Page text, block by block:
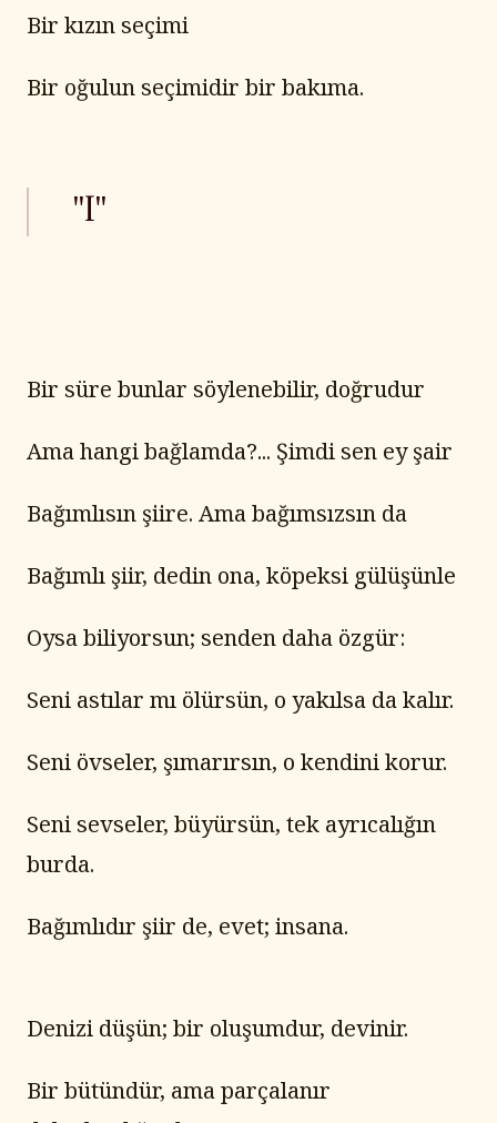
Bir kızın seçimi
Bir oğulun seçimidir bir bakıma.
"I"
Bir süre bunlar söylenebilir, doğrudur
Ama hangi bağlamda?... Şimdi sen ey şair
Bağımlısın şiire. Ama bağımsızsın da
Bağımlı şiir, dedin ona, köpeksi gülüşünle
Oysa biliyorsun; senden daha özgür:
Seni astılar mı ölürsün, o yakılsa da kalır.
Seni övseler, şımarırsın, o kendini korur.
Seni sevseler, büyürsün, tek ayrıcalığın
burda.
Bağımlıdır şiir de, evet; insana.
Denizi düşün; bir oluşumdur, devinir.
Bir bütündür, ama parçalanır